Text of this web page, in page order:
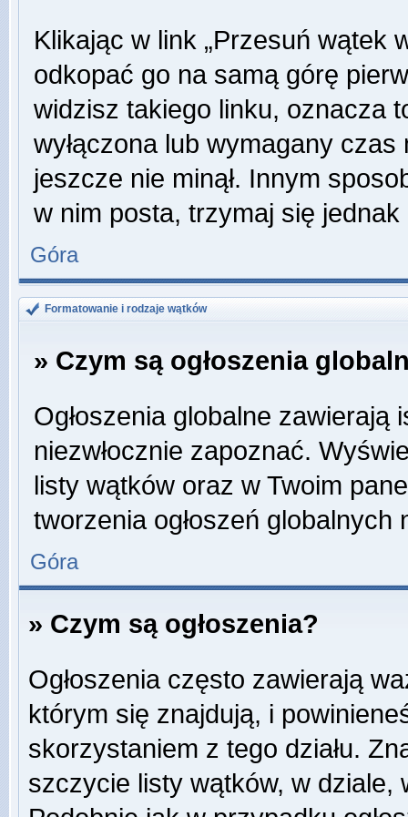
Klikając w link „Przesuń wątek
odkopać go na samą górę
widzisz takiego linku, oznacza
wyłączona lub wymagany
jeszcze nie minął. Innym
w nim posta, trzymaj się
Góra
Formatowanie i rodzaje wątków
» Czym są ogłoszenia
Ogłoszenia globalne
niezwłocznie zapoznać.
listy wątków oraz w Twoim
tworzenia ogłoszeń globalnych
Góra
» Czym są ogłoszenia?
Ogłoszenia często zawierają
którym się znajdują, i
skorzystaniem z tego działu.
szczycie listy wątków, w dziale,